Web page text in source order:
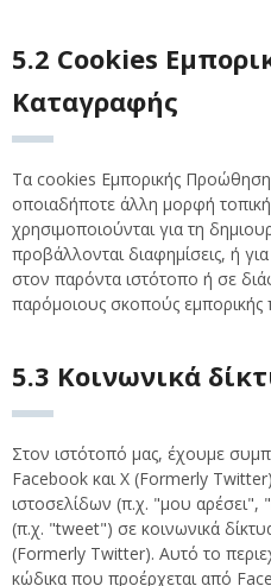
5.2 Cookies
Καταγραφής
Τα cookies Εμπορικής
οποιαδήποτε άλλη μορφή
χρησιμοποιούνται για τη
προβάλλονται διαφημίσεις, ή
στον παρόντα ιστότοπο ή σε
παρόμοιους σκοπούς
5.3 Κοινωνικά
Στον ιστότοπό μας, έχουμε
Facebook και X (Formerly
ιστοσελίδων (π.χ. "μου αρέσει",
(π.χ. "tweet") σε κοινωνικά
(Formerly Twitter). Αυτό το
κώδικα που προέρχεται από